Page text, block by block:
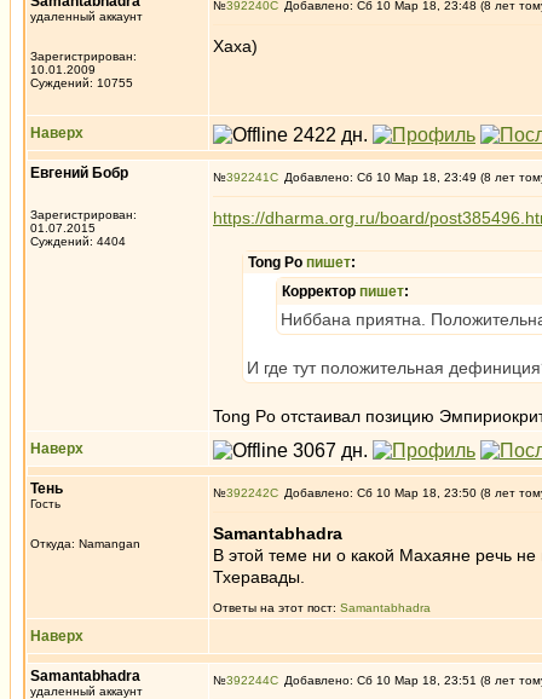
удаленный аккаунт
Зарегистрирован:
10.01.2009
Суждений: 10755
№392240 Добавлено: Сб 10 Мар 18, 23:48 (8 лет
Хаха)
Наверх
Евгений Бобр
Зарегистрирован:
01.07.2015
Суждений: 4404
№392241 Добавлено: Сб 10 Мар 18, 23:49 (8 лет
https://dharma.org.ru/board/
Tong Po пишет:
Корректор пишет:
Ниббана приятна.
И где тут положительная
Tong Po отстаивал позицию
Наверх
Тень
Гость
Откуда: Namangan
№392242 Добавлено: Сб 10 Мар 18, 23:50 (8 лет
Samantabhadra
В этой теме ни о какой Махаяне речь
Тхеравады.
Ответы на этот пост: Samantabhadra
Наверх
Samantabhadra
удаленный аккаунт
№392244 Добавлено: Сб 10 Мар 18, 23:51 (8 лет